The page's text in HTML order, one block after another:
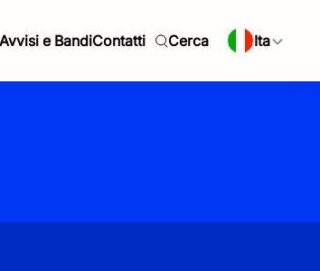
Avvisi e BandiContatti Cerca Ita